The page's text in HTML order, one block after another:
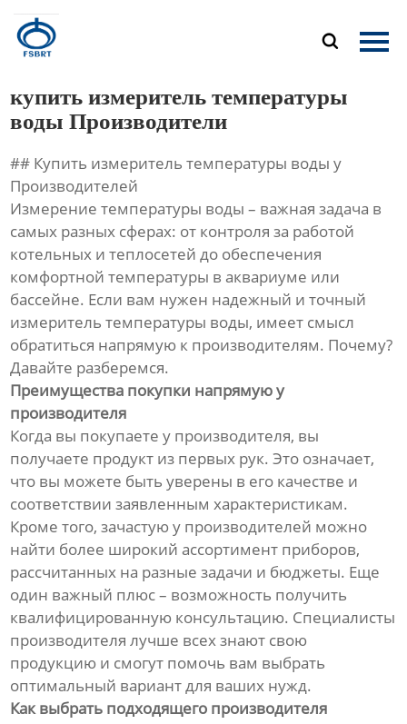

Главная
Новости
Контакты
купить измеритель температуры
воды Производители
## Купить измеритель температуры воды у
Производителей
Измерение температуры воды – важная задача в
самых разных сферах: от контроля за работой
котельных и теплосетей до обеспечения
комфортной температуры в аквариуме или
бассейне. Если вам нужен надежный и точный
измеритель температуры воды, имеет смысл
обратиться напрямую к производителям. Почему?
Давайте разберемся.
Преимущества покупки напрямую у
производителя
Когда вы покупаете у производителя, вы
получаете продукт из первых рук. Это означает,
что вы можете быть уверены в его качестве и
соответствии заявленным характеристикам.
Кроме того, зачастую у производителей можно
найти более широкий ассортимент приборов,
рассчитанных на разные задачи и бюджеты. Еще
один важный плюс – возможность получить
квалифицированную консультацию. Специалисты
производителя лучше всех знают свою
продукцию и смогут помочь вам выбрать
оптимальный вариант для ваших нужд.
Как выбрать подходящего производителя